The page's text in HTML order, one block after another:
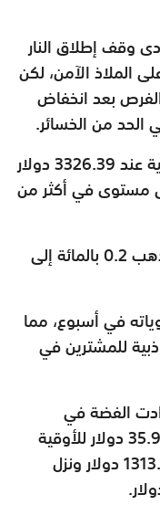
وقف إطلاق النار
الملاذ الآمن، لكن
بعد انخفاض
من الخسائر.
واستقر الذهب في المعاملات الفورية عند 3326.39 دولار
مستوى في أكثر من
وصعدت العقود الأمريكية الآجلة للذهب 0.2 بالمائة إلى
في أسبوع، مما
للمشترين في
الفضة في
المعاملات الفورية 0.1 بالمائة إلى 35.94 دولار للأوقية
وانخفض البلاتين 0.2 بالمائة إلى 1313.88 دولار ونزل